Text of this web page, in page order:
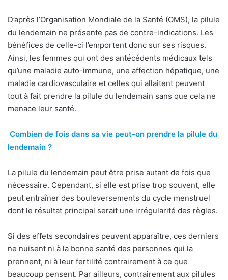
D’après l’Organisation Mondiale de la Santé (OMS), la pilule
du lendemain ne présente pas de contre-indications. Les
bénéfices de celle-ci l’emportent donc sur ses risques.
Ainsi, les femmes qui ont des antécédents médicaux tels
qu’une maladie auto-immune, une affection hépatique, une
maladie cardiovasculaire et celles qui allaitent peuvent
tout à fait prendre la pilule du lendemain sans que cela ne
menace leur santé.
Combien de fois dans sa vie peut-on prendre la pilule du
lendemain ?
La pilule du lendemain peut être prise autant de fois que
nécessaire. Cependant, si elle est prise trop souvent, elle
peut entraîner des bouleversements du cycle menstruel
dont le résultat principal serait une irrégularité des règles.
Si des effets secondaires peuvent apparaître, ces derniers
ne nuisent ni à la bonne santé des personnes qui la
prennent, ni à leur fertilité contrairement à ce que
beaucoup pensent. Par ailleurs, contrairement aux pilules